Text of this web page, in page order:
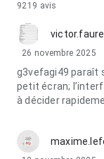
9219 avis
victor.faure
26 novembre 2025
g3vefagi49 paraît
petit écran;
à décider